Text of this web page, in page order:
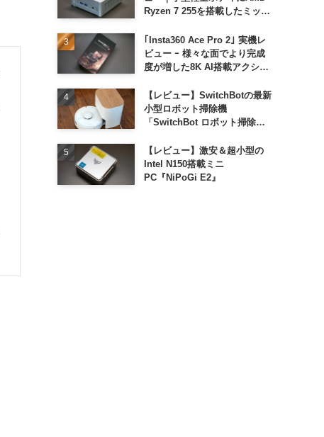
Ryzen 7 255を搭載したミッド
｢Insta360 Ace Pro 2｣ 実機レ
ビュー ｰ 様々な面でより完成
度が増した8K AI搭載アクショ
【レビュー】SwitchBotの最新
小型ロボット掃除機
「SwitchBot ロボット掃除機
【レビュー】激安＆超小型の
Intel N150搭載ミニ
PC『NiPoGi E2』